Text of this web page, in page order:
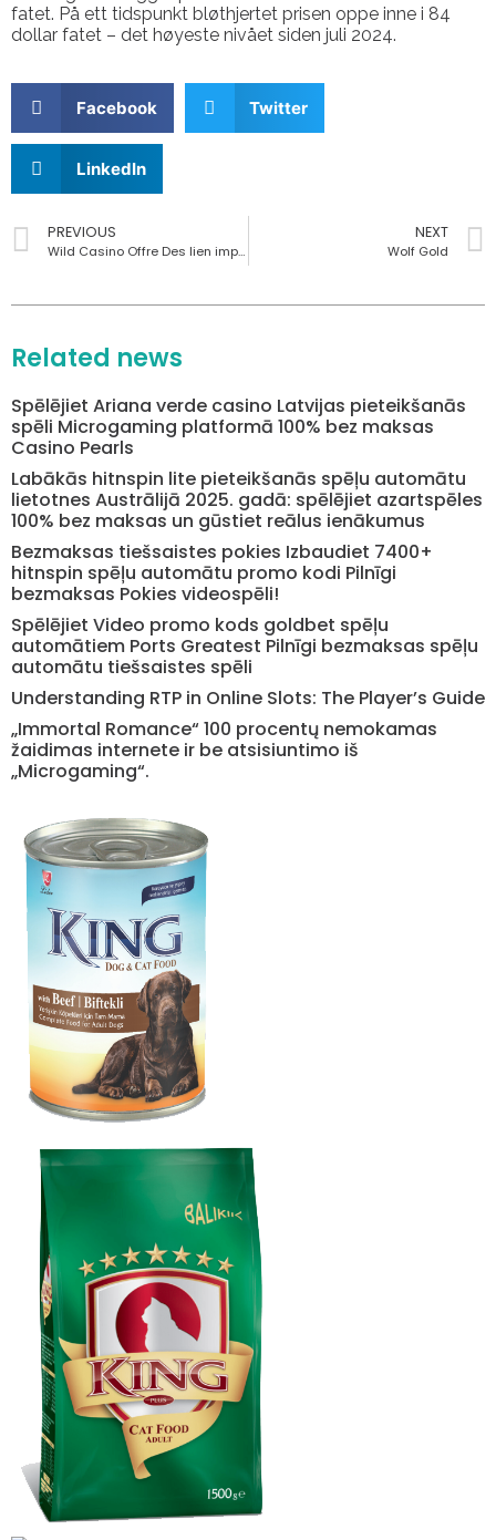
fatet. På ett tidspunkt bløthjertet prisen oppe inne i 84
dollar fatet – det høyeste nivået siden juli 2024.
Facebook Twitter
LinkedIn
PREVIOUS
Wild Casino Offre Des lien important Tours Gratuits Sans nul Classe Aux différents Joueurs Qui fourmillent Aux États-Unis en france
NEXT
Wolf Gold
Related news
Spēlējiet Ariana verde casino Latvijas pieteikšanās
spēli Microgaming platformā 100% bez maksas
Casino Pearls
Labākās hitnspin lite pieteikšanās spēļu automātu
lietotnes Austrālijā 2025. gadā: spēlējiet azartspēles
100% bez maksas un gūstiet reālus ienākumus
Bezmaksas tiešsaistes pokies Izbaudiet 7400+
hitnspin spēļu automātu promo kodi Pilnīgi
bezmaksas Pokies videospēli!
Spēlējiet Video promo kods goldbet spēļu
automātiem Ports Greatest Pilnīgi bezmaksas spēļu
automātu tiešsaistes spēli
Understanding RTP in Online Slots: The Player’s Guide
„Immortal Romance“ 100 procentų nemokamas
žaidimas internete ir be atsisiuntimo iš
„Microgaming“.